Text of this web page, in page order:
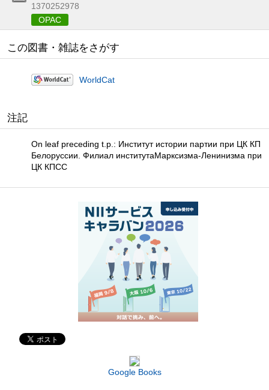
1370252978
OPAC
この図書・雑誌をさがす
WorldCat
注記
On leaf preceding t.p.: Институт истории партии при ЦК КП
Белоруссии. Филиал институтаМарксизма-Ленинизма при
ЦК КПСС
Google Books